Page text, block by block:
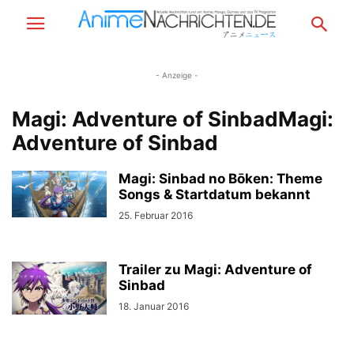
- Anzeige -
Magi: Adventure of SinbadMagi:
Adventure of Sinbad
Magi: Sinbad no Bōken: Theme
Songs & Startdatum bekannt
25. Februar 2016
Trailer zu Magi: Adventure of
Sinbad
18. Januar 2016